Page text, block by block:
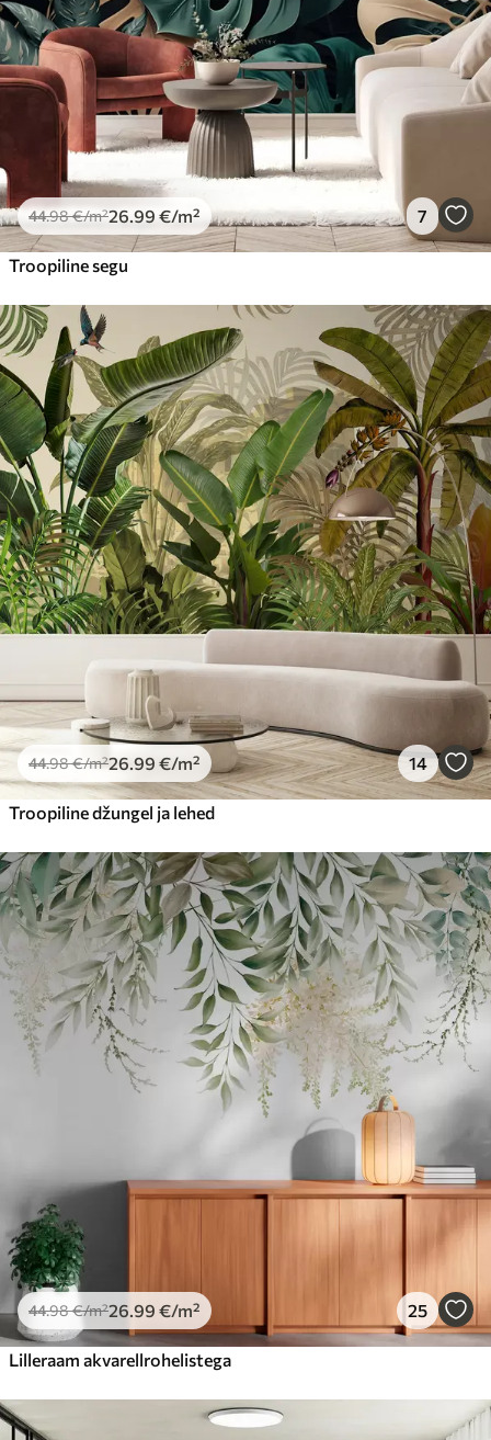
Peel and Stick
81.67 .00€ /m²
44.98€/m²26 .99 €/m² 7
Troopiline segu
44.98€/m²26 .99 €/m² 14
Troopiline džungel ja lehed
44.98€/m²26 .99 €/m² 25
Lilleraam akvarellrohelistega